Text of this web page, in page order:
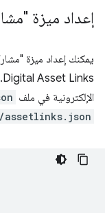
إعداد ميزة
يمكنك إعداد ميزة
Digital Asset Links. على سبيل المثال، لربط
الإلكترونية في ملف
assetlinks.json